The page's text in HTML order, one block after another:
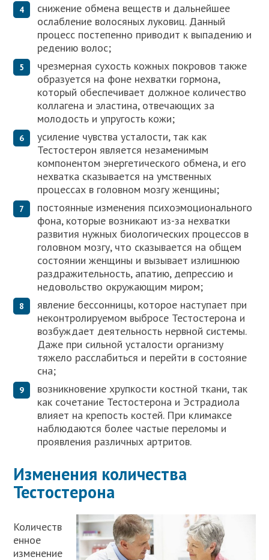
снижение обмена веществ и дальнейшее
ослабление волосяных луковиц. Данный
процесс постепенно приводит к выпадению и
редению волос;
чрезмерная сухость кожных покровов также
образуется на фоне нехватки гормона,
который обеспечивает должное количество
коллагена и эластина, отвечающих за
молодость и упругость кожи;
усиление чувства усталости, так как
Тестостерон является незаменимым
компонентом энергетического обмена, и его
нехватка сказывается на умственных
процессах в головном мозгу женщины;
постоянные изменения психоэмоционального
фона, которые возникают из-за нехватки
развития нужных биологических процессов в
головном мозгу, что сказывается на общем
состоянии женщины и вызывает излишнюю
раздражительность, апатию, депрессию и
недовольство окружающим миром;
явление бессонницы, которое наступает при
неконтролируемом выбросе Тестостерона и
возбуждает деятельность нервной системы.
Даже при сильной усталости организму
тяжело расслабиться и перейти в состояние
сна;
возникновение хрупкости костной ткани, так
как сочетание Тестостерона и Эстрадиола
влияет на крепость костей. При климаксе
наблюдаются более частые переломы и
проявления различных артритов.
Изменения количества
Тестостерона
Количеств
енное
изменение